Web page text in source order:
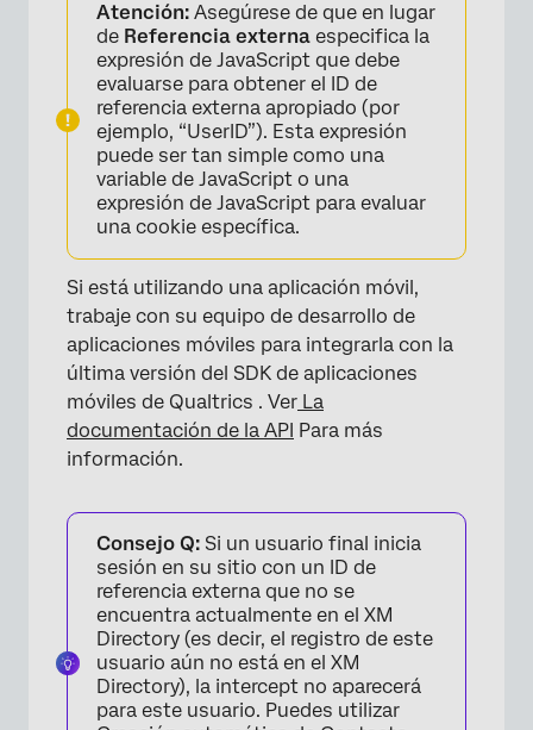
Atención: Asegúrese de que en lugar
de Referencia externa especifica la
expresión de JavaScript que debe
evaluarse para obtener el ID de
referencia externa apropiado (por
ejemplo, “UserID”). Esta expresión
puede ser tan simple como una
variable de JavaScript o una
expresión de JavaScript para evaluar
una cookie específica.
Si está utilizando una aplicación móvil,
trabaje con su equipo de desarrollo de
aplicaciones móviles para integrarla con la
última versión del SDK de aplicaciones
móviles de Qualtrics . Ver La
documentación de la API Para más
información.
Consejo Q: Si un usuario final inicia
sesión en su sitio con un ID de
referencia externa que no se
encuentra actualmente en el XM
Directory (es decir, el registro de este
usuario aún no está en el XM
Directory), la intercept no aparecerá
para este usuario. Puedes utilizar